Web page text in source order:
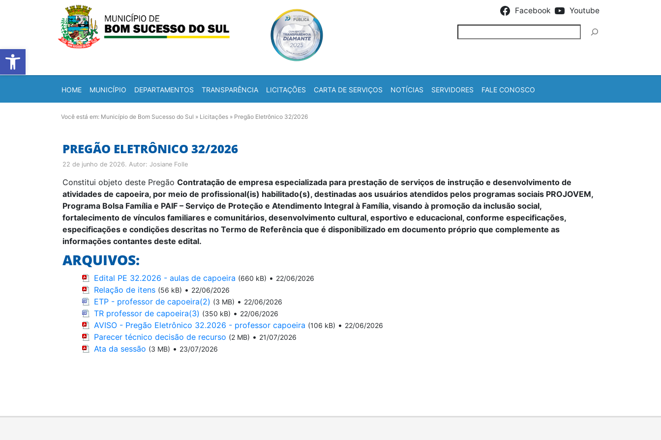
Barra de Ferramentas Aberta
Facebook Youtube
HOME MUNICÍPIO DEPARTAMENTOS TRANSPARÊNCIA LICITAÇÕES CARTA DE SERVIÇOS NOTÍCIAS SERVIDORES FALE CONOSCO
Você está em: Município de Bom Sucesso do Sul » Licitações » Pregão Eletrônico 32/2026
PREGÃO ELETRÔNICO 32/2026
22 de junho de 2026. Autor: Josiane Folle
Constitui objeto deste Pregão Contratação de empresa especializada para prestação de serviços de instrução e desenvolvimento de
atividades de capoeira, por meio de profissional(is) habilitado(s), destinadas aos usuários atendidos pelos programas sociais PROJOVEM,
Programa Bolsa Família e PAIF – Serviço de Proteção e Atendimento Integral à Família, visando à promoção da inclusão social,
fortalecimento de vínculos familiares e comunitários, desenvolvimento cultural, esportivo e educacional, conforme especificações,
especificações e condições descritas no Termo de Referência que é disponibilizado em documento próprio que complemente as
informações contantes deste edital.
ARQUIVOS:
Edital PE 32.2026 - aulas de capoeira (660 kB) • 22/06/2026
Relação de itens (56 kB) • 22/06/2026
ETP - professor de capoeira(2) (3 MB) • 22/06/2026
TR professor de capoeira(3) (350 kB) • 22/06/2026
AVISO - Pregão Eletrônico 32.2026 - professor capoeira (106 kB) • 22/06/2026
Parecer técnico decisão de recurso (2 MB) • 21/07/2026
Ata da sessão (3 MB) • 23/07/2026